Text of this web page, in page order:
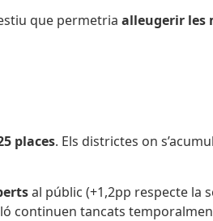
que permetria alleugerir les
places. Els districtes on
al públic (+1,2pp respecte la
continuen tancats